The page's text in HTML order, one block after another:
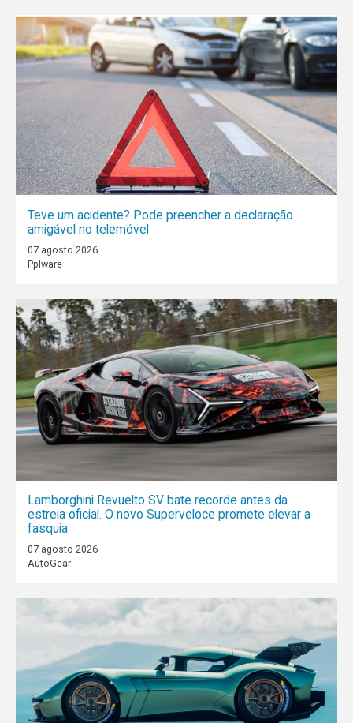
Teve um acidente? Pode preencher a declaração
amigável no telemóvel
07 agosto 2026
Pplware
Lamborghini Revuelto SV bate recorde antes da
estreia oficial. O novo Superveloce promete elevar a
fasquia
07 agosto 2026
AutoGear